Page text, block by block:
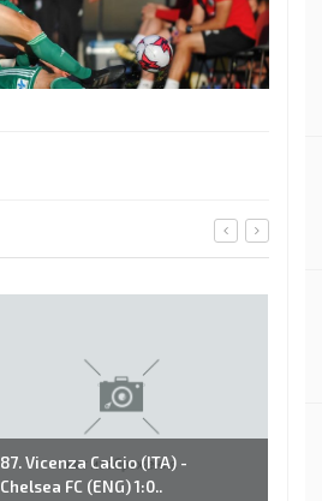
87. Vicenza Calcio (ITA) -
Chelsea FC (ENG) 1:0..